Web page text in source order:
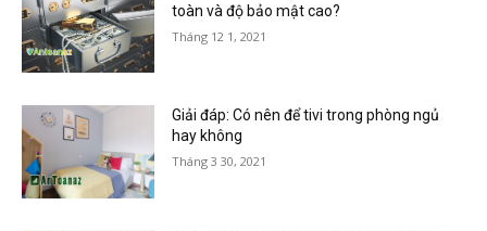
toàn và độ bảo mật cao?
Tháng 12 1, 2021
Giải đáp: Có nên để tivi trong phòng ngủ
hay không
Tháng 3 30, 2021